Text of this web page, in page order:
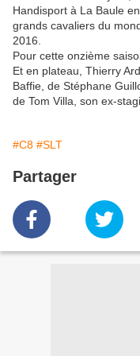
Handisport à La Baule
grands cavaliers du
2016.
Pour cette onzième
Et en plateau, Thierry
Baffie, de Stéphane
de Tom Villa, son ex-
#C8 #SLT
Partager